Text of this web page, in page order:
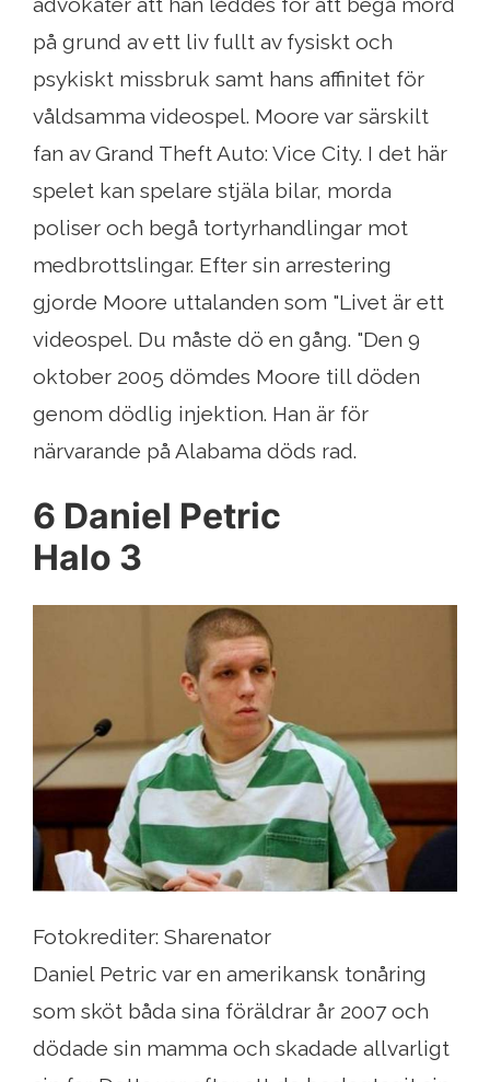
advokater att han leddes för att begå mord
på grund av ett liv fullt av fysiskt och
psykiskt missbruk samt hans affinitet för
våldsamma videospel. Moore var särskilt
fan av Grand Theft Auto: Vice City. I det här
spelet kan spelare stjäla bilar, morda
poliser och begå tortyrhandlingar mot
medbrottslingar. Efter sin arrestering
gjorde Moore uttalanden som "Livet är ett
videospel. Du måste dö en gång. "Den 9
oktober 2005 dömdes Moore till döden
genom dödlig injektion. Han är för
närvarande på Alabama döds rad.
6 Daniel Petric
Halo 3
Fotokrediter: Sharenator
Daniel Petric var en amerikansk tonåring
som sköt båda sina föräldrar år 2007 och
dödade sin mamma och skadade allvarligt